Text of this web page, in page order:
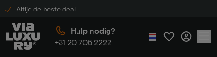
Altijd de beste deal
Hulp nodig?
+31 20 705 2222